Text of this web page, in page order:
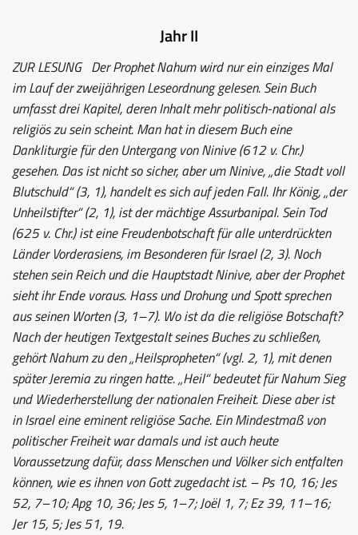
Jahr II
ZUR LESUNGDer Prophet Nahum wird nur ein einziges Mal
im Lauf der zweijährigen Leseordnung gelesen. Sein Buch
umfasst drei Kapitel, deren Inhalt mehr politisch-national als
religiös zu sein scheint. Man hat in diesem Buch eine
Dankliturgie für den Untergang von Ninive (612 v. Chr.)
gesehen. Das ist nicht so sicher, aber um Ninive, „die Stadt voll
Blutschuld“ (3, 1), handelt es sich auf jeden Fall. Ihr König, „der
Unheilstifter“ (2, 1), ist der mächtige Assurbanipal. Sein Tod
(625 v. Chr.) ist eine Freudenbotschaft für alle unterdrückten
Länder Vorderasiens, im Besonderen für Israel (2, 3). Noch
stehen sein Reich und die Hauptstadt Ninive, aber der Prophet
sieht ihr Ende voraus. Hass und Drohung und Spott sprechen
aus seinen Worten (3, 1–7). Wo ist da die religiöse Botschaft?
Nach der heutigen Textgestalt seines Buches zu schließen,
gehört Nahum zu den „Heilspropheten“ (vgl. 2, 1), mit denen
später Jeremia zu ringen hatte. „Heil“ bedeutet für Nahum Sieg
und Wiederherstellung der nationalen Freiheit. Diese aber ist
in Israel eine eminent religiöse Sache. Ein Mindestmaß von
politischer Freiheit war damals und ist auch heute
Voraussetzung dafür, dass Menschen und Völker sich entfalten
können, wie es ihnen von Gott zugedacht ist. – Ps 10, 16; Jes
52, 7–10; Apg 10, 36; Jes 5, 1–7; Joël 1, 7; Ez 39, 11–16;
Jer 15, 5; Jes 51, 19.